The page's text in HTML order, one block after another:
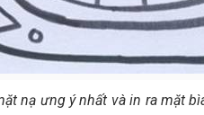
nạ ưng ý nhất và in ra mặt